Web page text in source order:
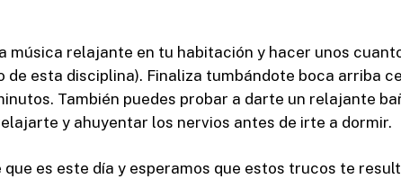
música relajante en tu habitación y hacer unos
de esta disciplina). Finaliza tumbándote boca arriba
También puedes probar a darte un relajante
y ahuyentar los nervios antes de irte a dormir.
es este día y esperamos que estos trucos te